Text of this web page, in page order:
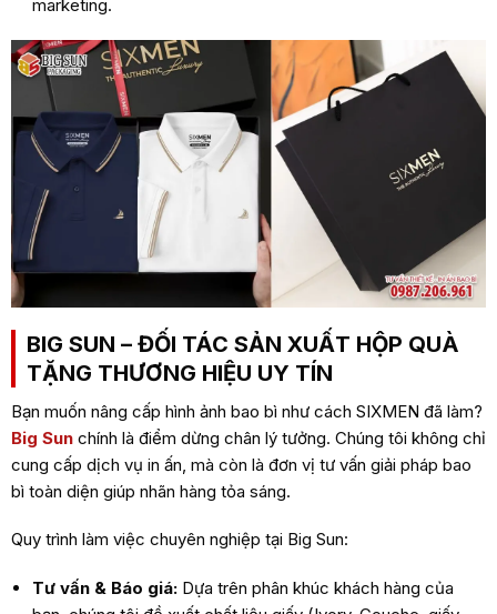
marketing.
BIG SUN – ĐỐI TÁC SẢN XUẤT HỘP QUÀ
TẶNG THƯƠNG HIỆU UY TÍN
Bạn muốn nâng cấp hình ảnh bao bì như cách SIXMEN đã làm?
Big Sunchính là điểm dừng chân lý tưởng. Chúng tôi không chỉ
cung cấp dịch vụ in ấn, mà còn là đơn vị tư vấn giải pháp bao
bì toàn diện giúp nhãn hàng tỏa sáng.
Quy trình làm việc chuyên nghiệp tại Big Sun:
Tư vấn & Báo giá: Dựa trên phân khúc khách hàng của